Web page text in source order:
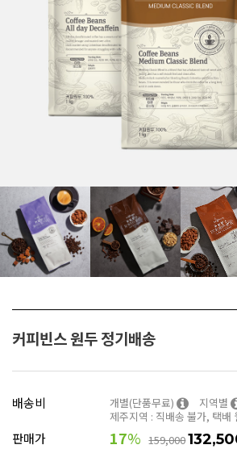
커피빈스 원두 정기배송
배송비 개별(단품무료)
지역별
제주지역 : 직배송 불가, 택배
판매가 17% 159,000